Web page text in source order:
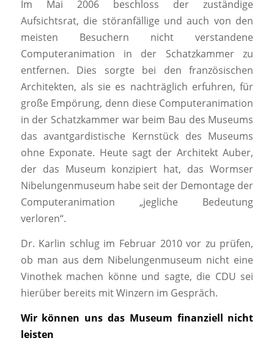
Im Mai 2006 beschloss der zuständige
Aufsichtsrat, die störanfällige und auch von den
meisten Besuchern nicht verstandene
Computeranimation in der Schatzkammer zu
entfernen. Dies sorgte bei den französischen
Architekten, als sie es nachträglich erfuhren, für
große Empörung, denn diese Computeranimation
in der Schatzkammer war beim Bau des Museums
das avantgardistische Kernstück des Museums
ohne Exponate. Heute sagt der Architekt Auber,
der das Museum konzipiert hat, das Wormser
Nibelungenmuseum habe seit der Demontage der
Computeranimation „jegliche Bedeutung
verloren“.
Dr. Karlin schlug im Februar 2010 vor zu prüfen,
ob man aus dem Nibelungenmuseum nicht eine
Vinothek machen könne und sagte, die CDU sei
hierüber bereits mit Winzern im Gespräch.
Wir können uns das Museum finanziell nicht
leisten